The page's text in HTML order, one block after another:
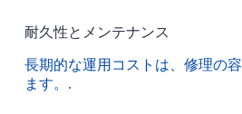
耐久性とメンテナンス
長期的な運用コストは、修理の
ます。.